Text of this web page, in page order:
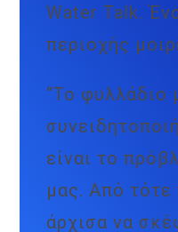
Water Talk.
περιοχής
“Το φυλλάδιο
είναι το
μας. Από τότε
άρχισα να